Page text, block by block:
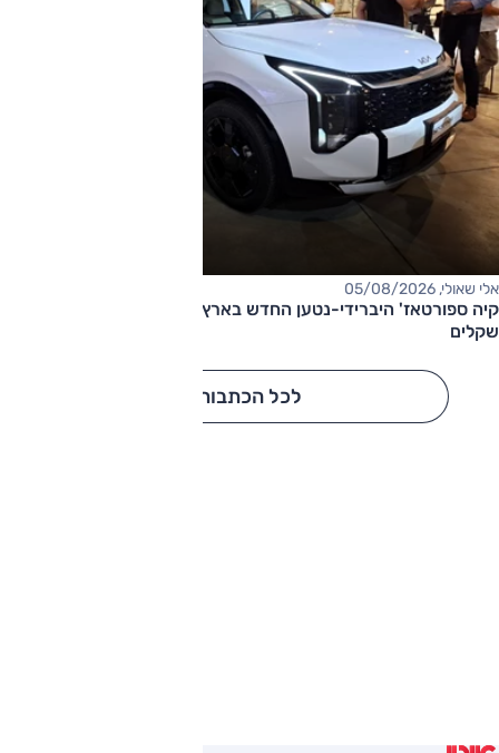
אלי שאולי, 05/08/2026
שקלים
לכל הכתבות